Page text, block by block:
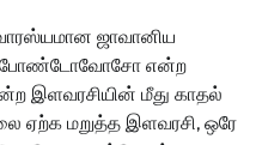
ஜாவானிய
போண்டோவோசோ என்ற
மீது காதல்
மறுத்த இளவரசி, ஒரே